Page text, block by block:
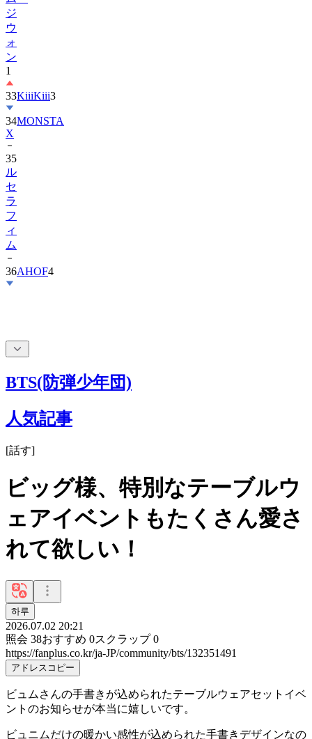
ジ
ウ
ォ
ン
1
33KiiiKiii3
34MONSTA
X
35
ル
セ
ラ
フ
ィ
ム
36AHOF4
BTS(防弾少年団)
人気記事
[話す]
ビッグ様、特別なテーブルウ
ェアイベントもたくさん愛さ
れて欲しい！
하루
2026.07.02 20:21
照会 38おすすめ 0スクラップ 0
https://fanplus.co.kr/ja-JP/community/bts/132351491
アドレスコピー
ビュムさんの手書きが込められたテーブルウェアセットイベ
ントのお知らせが本当に嬉しいです。
ビュニムだけの暖かい感性が込められた手書きデザインなの